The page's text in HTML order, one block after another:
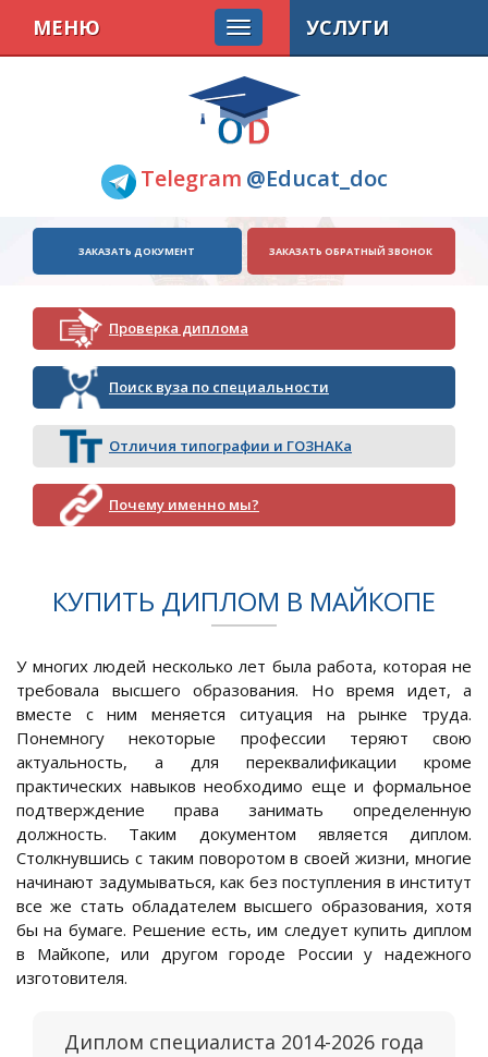
Telegram @Educat_doc
МЕНЮ
ЗАКАЗАТЬ ДОКУМЕНТ ЗАКАЗАТЬ ОБРАТНЫЙ ЗВОНОК
Проверка диплома
Поиск вуза по специальности
Отличия типографии и ГОЗНАКа
Почему именно мы?
УСЛУГИ
КУПИТЬ ДИПЛОМ В МАЙКОПЕ
У многих людей несколько лет была работа, которая не
требовала высшего образования. Но время идет, а
вместе с ним меняется ситуация на рынке труда.
Понемногу некоторые профессии теряют свою
актуальность, а для переквалификации кроме
практических навыков необходимо еще и формальное
подтверждение права занимать определенную
должность. Таким документом является диплом.
Столкнувшись с таким поворотом в своей жизни, многие
начинают задумываться, как без поступления в институт
все же стать обладателем высшего образования, хотя
бы на бумаге. Решение есть, им следует купить диплом
в Майкопе, или другом городе России у надежного
изготовителя.
Диплом специалиста 2014-2026 года